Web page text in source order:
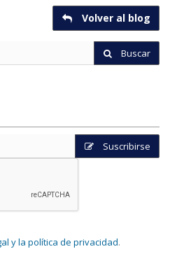
Volver al blog
Buscar
Suscribirse
y la política de privacidad.